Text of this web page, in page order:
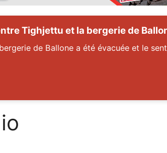
Tighjettu et la bergerie de
de Ballone a été évacuée et le